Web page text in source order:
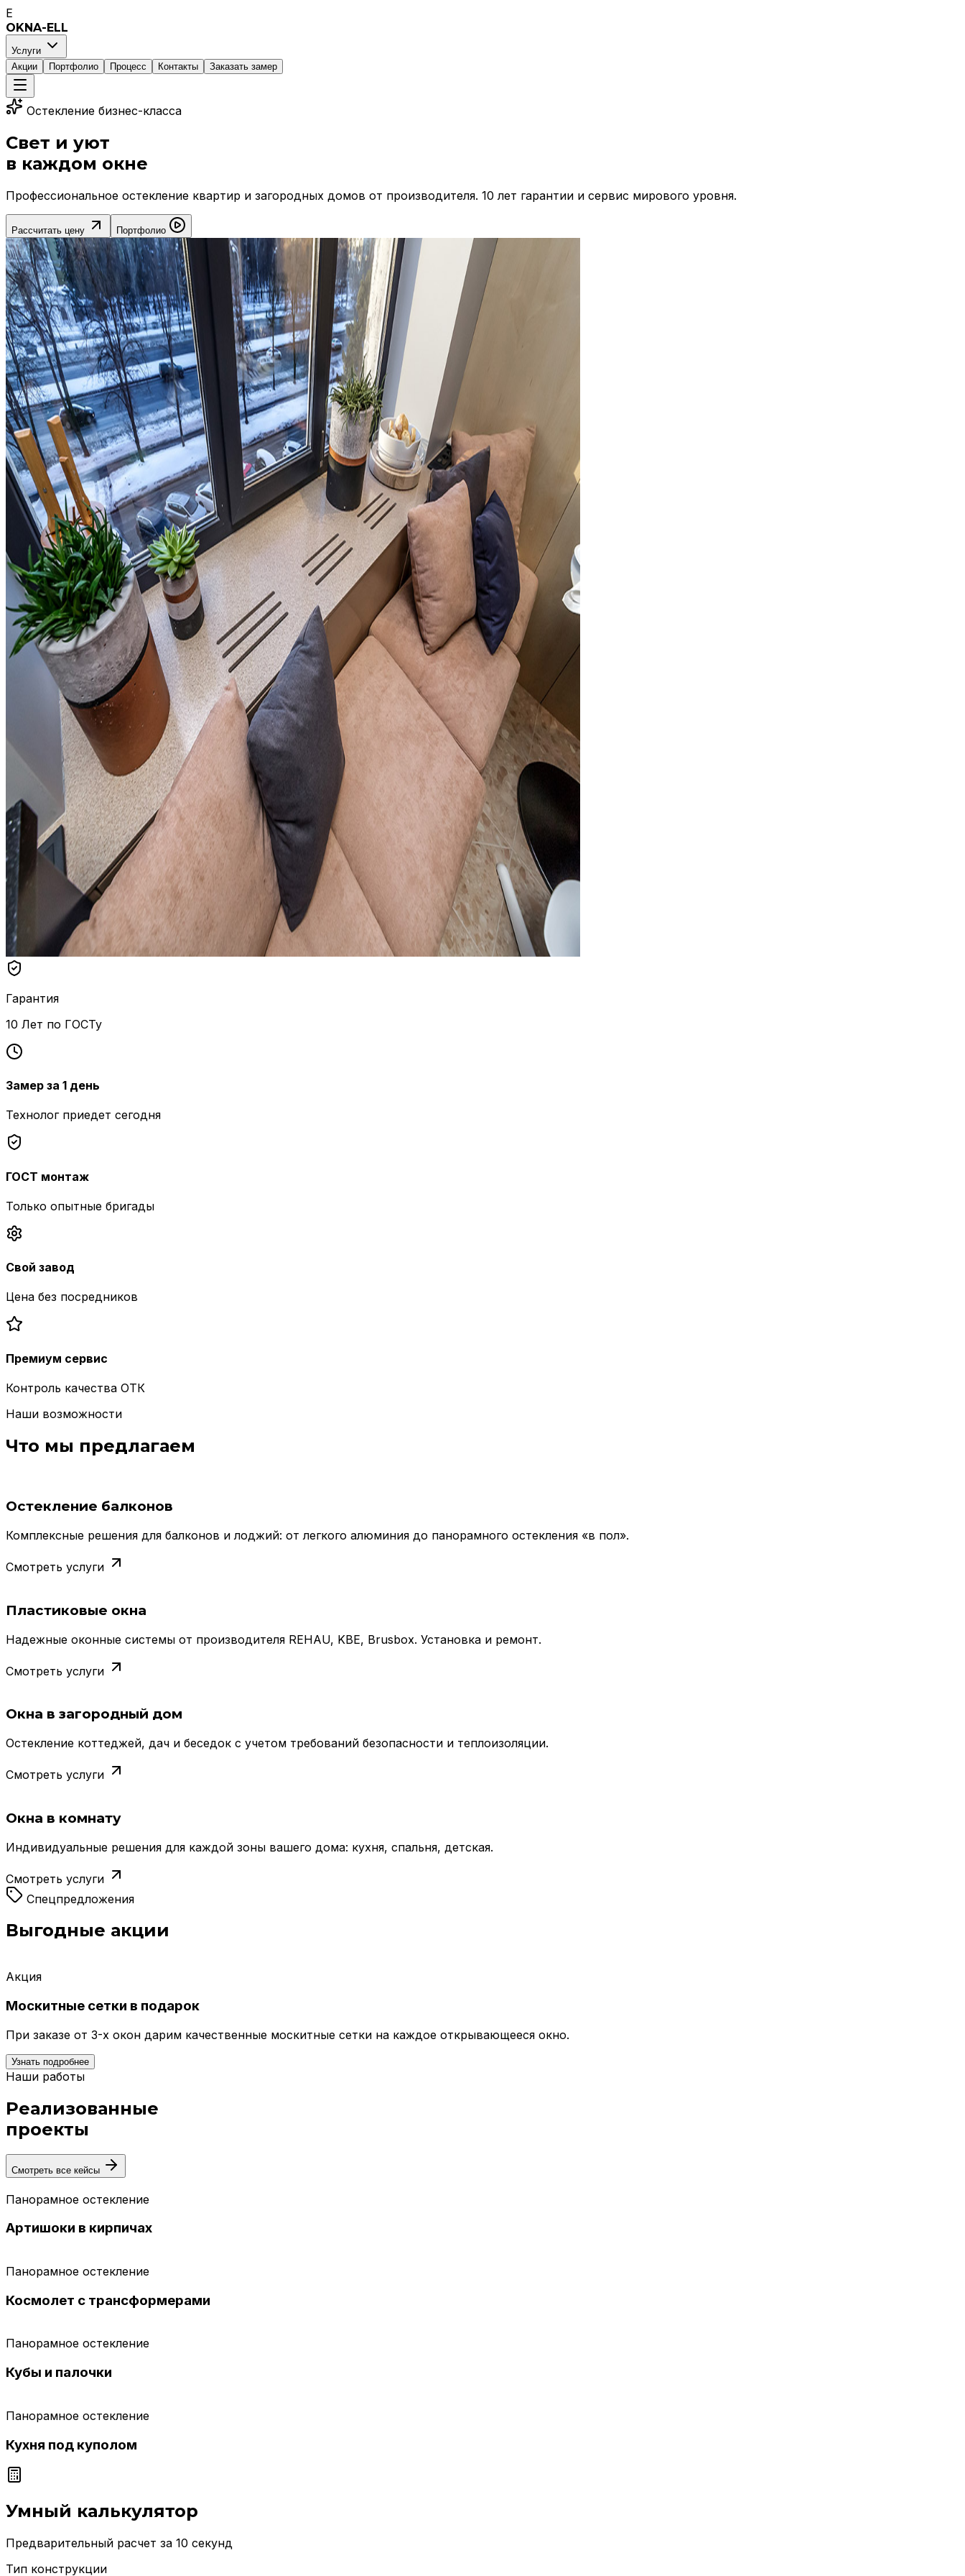
E
OKNA-ELL
Услуги
Акции
Портфолио Процесс Контакты Заказать замер
Остекление бизнес-класса
Свет и уют
в каждом окне
Профессиональное остекление квартир и загородных домов от производителя. 10 лет гарантии и сервис мирового уровня.
Рассчитать цену Портфолио
Гарантия
10 Лет по ГОСТу
Замер за 1 день
Технолог приедет сегодня
ГОСТ монтаж
Только опытные бригады
Свой завод
Цена без посредников
Премиум сервис
Контроль качества ОТК
Наши возможности
Что мы предлагаем
Остекление балконов
Комплексные решения для балконов и лоджий: от легкого алюминия до панорамного остекления «в пол».
Смотреть услуги
Пластиковые окна
Надежные оконные системы от производителя REHAU, KBE, Brusbox. Установка и ремонт.
Смотреть услуги
Окна в загородный дом
Остекление коттеджей, дач и беседок с учетом требований безопасности и теплоизоляции.
Смотреть услуги
Окна в комнату
Индивидуальные решения для каждой зоны вашего дома: кухня, спальня, детская.
Смотреть услуги
Спецпредложения
Выгодные акции
Акция
Москитные сетки в подарок
При заказе от 3-х окон дарим качественные москитные сетки на каждое открывающееся окно.
Узнать подробнее
Наши работы
Реализованные
проекты
Смотреть все кейсы
Панорамное остекление
Артишоки в кирпичах
Панорамное остекление
Космолет с трансформерами
Панорамное остекление
Кубы и палочки
Панорамное остекление
Кухня под куполом
Умный калькулятор
Предварительный расчет за 10 секунд
Тип конструкции